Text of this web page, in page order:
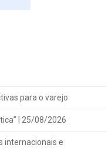
para o varejo
| 25/08/2026
internacionais e